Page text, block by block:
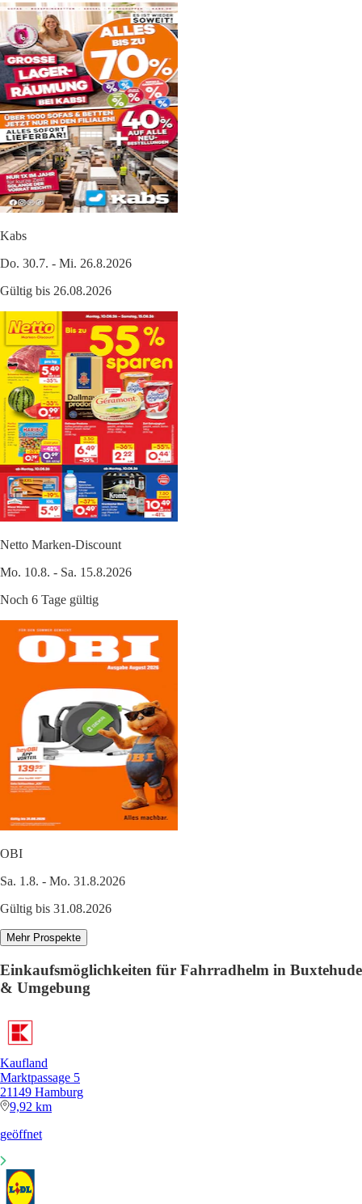
Kabs
Do. 30.7. - Mi. 26.8.2026
Gültig bis 26.08.2026
Netto Marken-Discount
Mo. 10.8. - Sa. 15.8.2026
Noch 6 Tage gültig
OBI
Sa. 1.8. - Mo. 31.8.2026
Gültig bis 31.08.2026
Mehr Prospekte
Einkaufsmöglichkeiten für Fahrradhelm in Buxtehude
& Umgebung
Kaufland
Marktpassage 5
21149 Hamburg
9,92 km
geöffnet